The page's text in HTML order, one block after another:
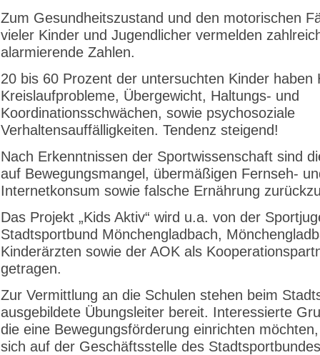
Zum Gesundheitszustand und den motorischen
vieler Kinder und Jugendlicher vermelden
alarmierende Zahlen.
20 bis 60 Prozent der untersuchten Kinder haben
Kreislaufprobleme, Übergewicht, Haltungs- und
Koordinationsschwächen, sowie psychosoziale
Verhaltensauffälligkeiten. Tendenz steigend!
Nach Erkenntnissen der Sportwissenschaft sind
auf Bewegungsmangel, übermäßigen Fernseh-
Internetkonsum sowie falsche Ernährung
Das Projekt „Kids Aktiv“ wird u.a. von der
Stadtsportbund Mönchengladbach,
Kinderärzten sowie der AOK als
getragen.
Zur Vermittlung an die Schulen stehen beim
ausgebildete Übungsleiter bereit. Interessierte
die eine Bewegungsförderung einrichten
sich auf der Geschäftsstelle des